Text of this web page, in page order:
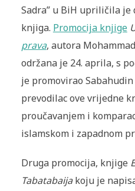
Sadra” u BiH upriličila
knjiga. Promocija knjige
prava, autora
održana je 24. aprila, s
je promovirao
prevodilac ove vrijedne
proučavanjem i
islamskom i zapadnom
Druga promocija, knjige
Tabatabaijakoju je